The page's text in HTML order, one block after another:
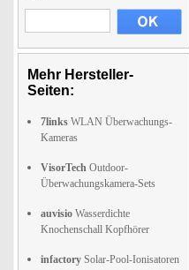
Mehr Hersteller-
Seiten:
7links WLAN Überwachungs-
Kameras
VisorTech Outdoor-
Überwachungskamera-Sets
auvisio Wasserdichte
Knochenschall Kopfhörer
infactory Solar-Pool-Ionisatoren